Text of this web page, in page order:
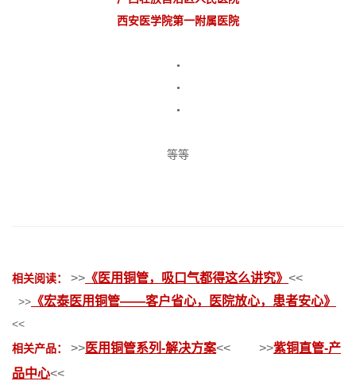
西安医学院第一附属医院
•
•
•
等等
相关阅读： >> 《医用铜管，吸口气都得这么讲究》 <<
>> 《宏泰医用铜管——客户省心，医院放心，患者安心》
<<
相关产品： >>医用铜管系列-解决方案<< >>紫铜直管-产
品中心<<